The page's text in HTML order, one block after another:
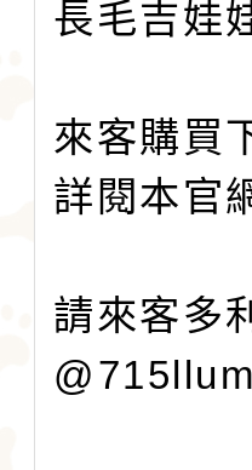
長毛吉娃
來客購買
詳閱本官
請來客多